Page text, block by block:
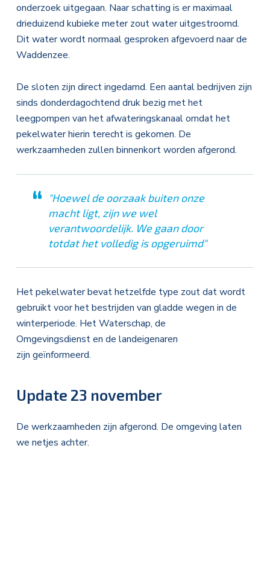
onderzoek uitgegaan. Naar schatting is er maximaal
drieduizend kubieke meter zout water uitgestroomd.
Dit water wordt normaal gesproken afgevoerd naar de
Waddenzee.
De sloten zijn direct ingedamd. Een aantal bedrijven zijn
sinds donderdagochtend druk bezig met het
leegpompen van het afwateringskanaal omdat het
pekelwater hierin terecht is gekomen. De
werkzaamheden zullen binnenkort worden afgerond.
"Hoewel de oorzaak buiten onze
macht ligt, zijn we wel
verantwoordelijk. We gaan door
totdat het volledig is opgeruimd"
Het pekelwater bevat hetzelfde type zout dat wordt
gebruikt voor het bestrijden van gladde wegen in de
winterperiode. Het Waterschap, de
Omgevingsdienst en de landeigenaren
zijn geïnformeerd.
Update 23 november
De werkzaamheden zijn afgerond. De omgeving laten
we netjes achter.